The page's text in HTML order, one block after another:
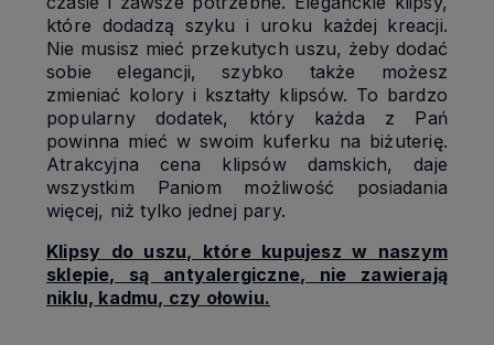
które dodadzą szyku i uroku każdej kreacji.
Nie musisz mieć przekutych uszu, żeby dodać
sobie elegancji, szybko także możesz
zmieniać kolory i kształty klipsów. To bardzo
popularny dodatek, który każda z Pań
powinna mieć w swoim kuferku na biżuterię.
Atrakcyjna cena klipsów damskich, daje
wszystkim Paniom możliwość posiadania
więcej, niż tylko jednej pary.
Klipsy do uszu, które kupujesz w naszym
sklepie, są antyalergiczne, nie zawierają
niklu, kadmu, czy ołowiu.